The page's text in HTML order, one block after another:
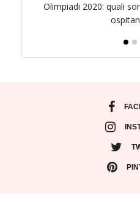
Olimpiadi 2020: quali